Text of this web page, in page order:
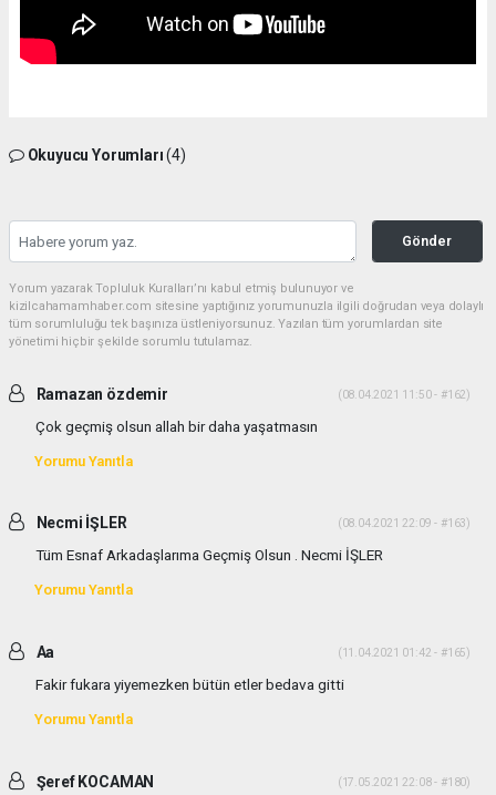
Okuyucu Yorumları(4)
Gönder
Yorum yazarak Topluluk Kuralları’nı kabul etmiş bulunuyor ve
kizilcahamamhaber.com sitesine yaptığınız yorumunuzla ilgili doğrudan veya dolaylı
tüm sorumluluğu tek başınıza üstleniyorsunuz. Yazılan tüm yorumlardan site
yönetimi hiçbir şekilde sorumlu tutulamaz.
Ramazan özdemir (08.04.2021 11:50 - #162)
Çok geçmiş olsun allah bir daha yaşatmasın
Yorumu Yanıtla
Necmi İŞLER (08.04.2021 22:09 - #163)
Tüm Esnaf Arkadaşlarıma Geçmiş Olsun . Necmi İŞLER
Yorumu Yanıtla
Aa (11.04.2021 01:42 - #165)
Fakir fukara yiyemezken bütün etler bedava gitti
Yorumu Yanıtla
Şeref KOCAMAN (17.05.2021 22:08 - #180)